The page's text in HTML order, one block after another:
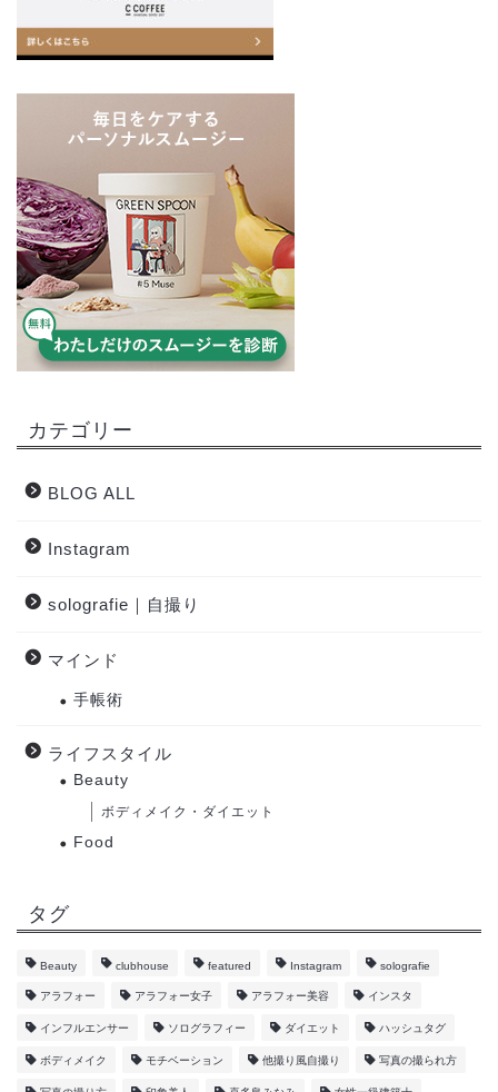
カテゴリー
BLOG ALL
Instagram
solografie｜自撮り
マインド
手帳術
ライフスタイル
Beauty
ボディメイク・ダイエット
Food
タグ
Beauty clubhouse featured Instagram solografie
アラフォー アラフォー女子 アラフォー美容 インスタ
インフルエンサー ソログラフィー ダイエット ハッシュタグ
ボディメイク モチベーション 他撮り風自撮り 写真の撮られ方